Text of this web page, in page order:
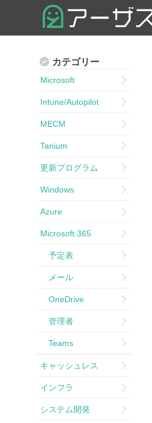
カテゴリー
Microsoft
Intune/Autopilot
MECM
Tanium
更新プログラム
Windows
Azure
Microsoft 365
予定表
メール
OneDrive
管理者
Teams
キャッシュレス
インフラ
システム開発